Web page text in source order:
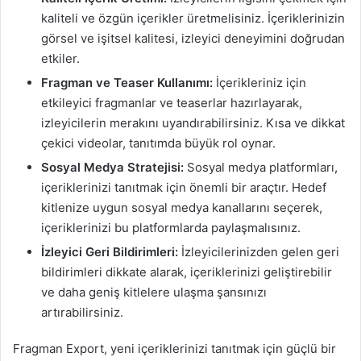
kaliteli ve özgün içerikler üretmelisiniz. İçeriklerinizin
görsel ve işitsel kalitesi, izleyici deneyimini doğrudan
etkiler.
Fragman ve Teaser Kullanımı: İçerikleriniz için
etkileyici fragmanlar ve teaserlar hazırlayarak,
izleyicilerin merakını uyandırabilirsiniz. Kısa ve dikkat
çekici videolar, tanıtımda büyük rol oynar.
Sosyal Medya Stratejisi: Sosyal medya platformları,
içeriklerinizi tanıtmak için önemli bir araçtır. Hedef
kitlenize uygun sosyal medya kanallarını seçerek,
içeriklerinizi bu platformlarda paylaşmalısınız.
İzleyici Geri Bildirimleri: İzleyicilerinizden gelen geri
bildirimleri dikkate alarak, içeriklerinizi geliştirebilir
ve daha geniş kitlelere ulaşma şansınızı
artırabilirsiniz.
Fragman Export, yeni içeriklerinizi tanıtmak için güçlü bir